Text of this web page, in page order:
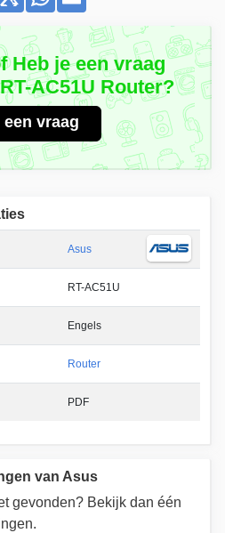
Heb je een vraag
AC51U Router?
een vraag
Asus
RT-AC51U
Engels
Router
PDF
van Asus
gevonden? Bekijk dan één